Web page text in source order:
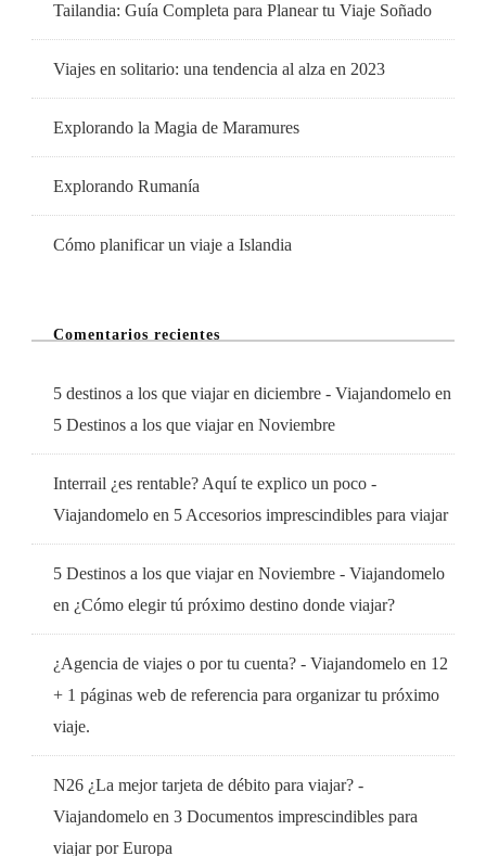
Tailandia: Guía Completa para Planear tu Viaje Soñado
Viajes en solitario: una tendencia al alza en 2023
Explorando la Magia de Maramures
Explorando Rumanía
Cómo planificar un viaje a Islandia
Comentarios recientes
5 destinos a los que viajar en diciembre - Viajandomelo en
5 Destinos a los que viajar en Noviembre
Interrail ¿es rentable? Aquí te explico un poco -
Viajandomelo en 5 Accesorios imprescindibles para viajar
5 Destinos a los que viajar en Noviembre - Viajandomelo
en ¿Cómo elegir tú próximo destino donde viajar?
¿Agencia de viajes o por tu cuenta? - Viajandomelo en 12
+ 1 páginas web de referencia para organizar tu próximo
viaje.
N26 ¿La mejor tarjeta de débito para viajar? -
Viajandomelo en 3 Documentos imprescindibles para
viajar por Europa